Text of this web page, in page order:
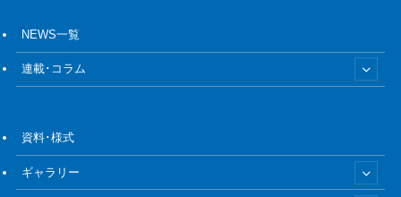
NEWS一覧
連載･コラム
資料･様式
ギャラリー